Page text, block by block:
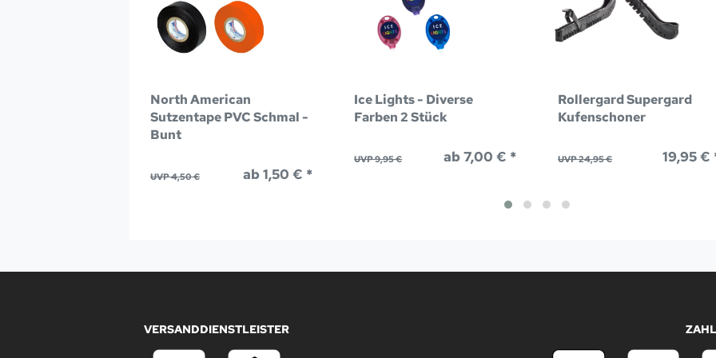
North American
Sutzentape PVC Schmal -
Bunt
UVP 4,50 € ab 1,50 € *
Ice Lights - Diverse
Farben 2 Stück
UVP 9,95 € ab 7,00 € *
Rollergard Supergard
Kufenschoner
UVP 24,95 € 19,95 €
VERSANDDIENSTLEISTER